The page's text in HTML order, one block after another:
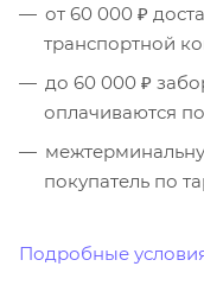
от 60 000 ₽
транспортной
до 60 000 ₽
оплачиваются
покупатель по
Подробные